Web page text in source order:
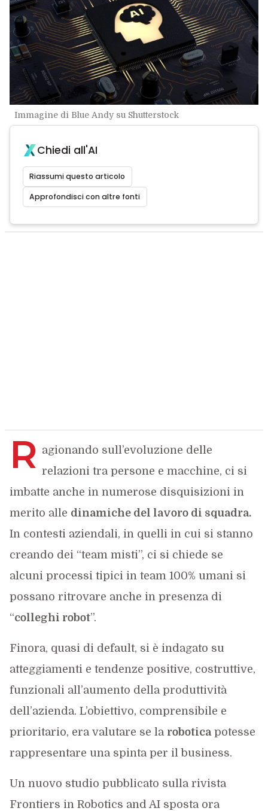
Immagine di Blue Andy su Shutterstock
Chiedi all'AI
Riassumi questo articolo
Approfondisci con altre fonti
R agionando sull’evoluzione delle
relazioni tra persone e macchine, ci si
imbatte anche in numerose disquisizioni in
merito alle dinamiche del lavoro di squadra.
In contesti aziendali, in quelli in cui si stanno
creando dei “team misti”, ci si chiede se
alcuni processi tipici in team 100% umani si
possano ritrovare anche in presenza di
“colleghi robot”.
Finora, quasi di default, si è indagato su
atteggiamenti e tendenze positive, costruttive,
funzionali all’aumento della produttività
dell’azienda. L’obiettivo, comprensibile e
prioritario, era valutare se la roboticapotesse
rappresentare una spinta per il business.
Un nuovo studio pubblicato sulla rivista
Frontiers in Robotics and AI sposta ora